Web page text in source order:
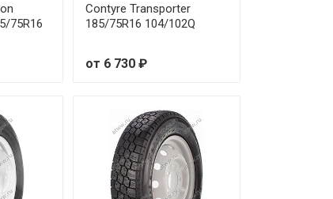
75R16
Contyre Transporter
185/75R16 104/102Q
от 6 730 ₽